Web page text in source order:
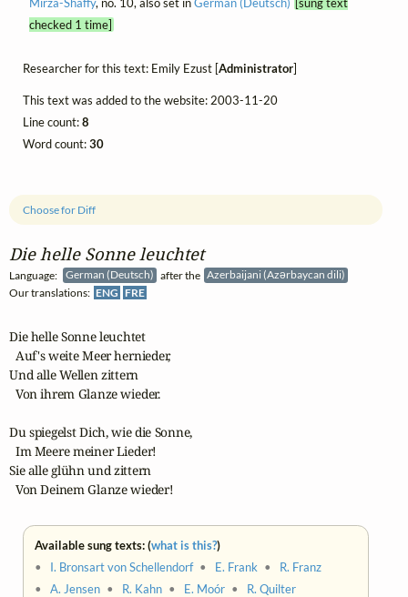
Die helle Sonne leuchtet
Language: German (Deutsch) after the Azerbaijani (Azərbaycan dili)
Our translations: ENG FRE
Choose for Diff
Die helle Sonne leuchtet
  Auf's weite Meer hernieder,
Und alle Wellen zittern
  Von ihrem Glanze wieder.
Du spiegelst Dich, wie die Sonne,
  Im Meere meiner Lieder!
Sie alle glühn und zittern
  Von Deinem Glanze wieder!
Available sung texts: (what is this?)
• I. Bronsart von Schellendorf • E. Frank • R. Franz
•A. Jensen • R. Kahn • E. Moór • R. Quilter
Mirza-Shaffy, no. 10, also set inGerman (Deutsch) [sung text
checked 1 time]
Researcher for this text: Emily Ezust [Administrator]
This text was added to the website: 2003-11-20
Line count:8
Word count:30